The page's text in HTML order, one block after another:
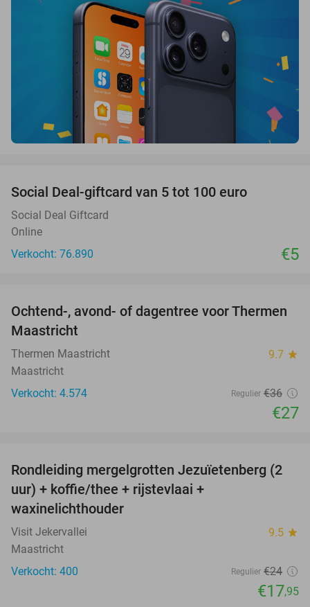
Social Deal-giftcard van 5 tot 100 euro
Social Deal Giftcard
Online
Verkocht: 76.890
€5
25%
Ochtend-, avond- of dagentree voor Thermen
Maastricht
Thermen Maastricht 9.7 star
Maastricht
Verkocht: 4.574
Regulier €36
€27
25%
Rondleiding mergelgrotten Jezuïetenberg (2
uur) + koffie/thee + rijstevlaai +
waxinelichthouder
Visit Jekervallei 9.5 star
Maastricht
Verkocht: 400
Regulier €24
€17,95